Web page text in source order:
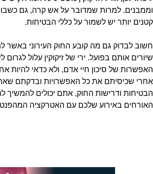
וממבנים. למרות שמדובר על אש קרה, גם
קטנים יותר יש לשמור על כללי הבטיחות.
חשוב לבדוק גם מה קובע החוק העירוני באשר
שיורים אותם בפועל. ירי של זיקוקין עלול לגרום
האפשרות של סיכון חיי אדם, ולא כדאי להיות
אחרי שכיסיתם את כל האפשרויות ובדקתם
הבטיחות ודרישות החוק, אתם יכולים להמשיך
האורחים באירוע שלכם עם האטרקציה